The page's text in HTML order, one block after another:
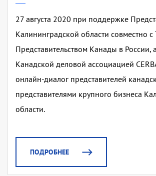
27 августа 2020 при поддержке
Калининградской области совместно
Представительством Канады в России,
Канадской деловой ассоциацией
онлайн-диалог представителей
представителями крупного бизнеса
области.
ПОДРОБНЕЕ